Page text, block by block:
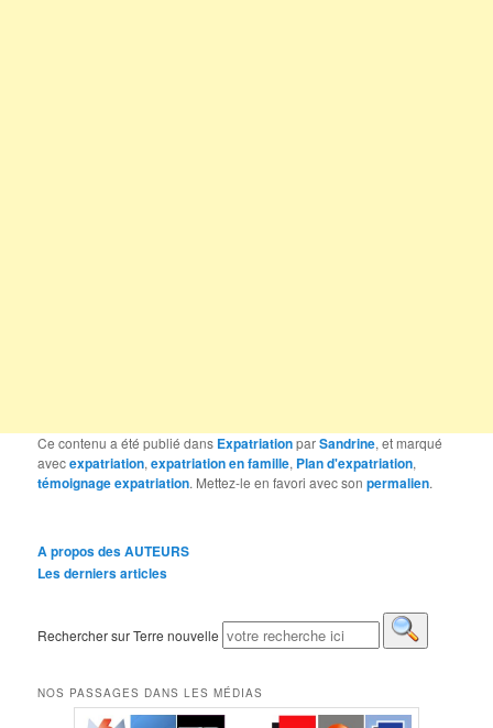
Ce contenu a été publié dans ExpatriationparSandrine, et marqué
avecexpatriation,expatriation en famille, Plan d'expatriation,
témoignage expatriation. Mettez-le en favori avec sonpermalien.
A propos des AUTEURS
Les derniers articles
Rechercher sur Terre nouvelle
NOS PASSAGES DANS LES MÉDIAS